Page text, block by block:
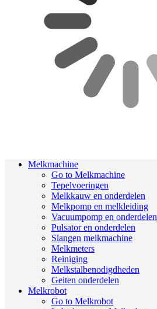
Melkmachine
Go to Melkmachine
Tepelvoeringen
Melkkauw en onderdelen
Melkpomp en melkleiding
Vacuumpomp en onderdelen
Pulsator en onderdelen
Slangen melkmachine
Melkmeters
Reiniging
Melkstalbenodigdheden
Geiten onderdelen
Melkrobot
Go to Melkrobot